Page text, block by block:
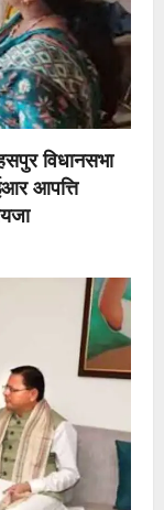
विधानसभा
आपत्ति